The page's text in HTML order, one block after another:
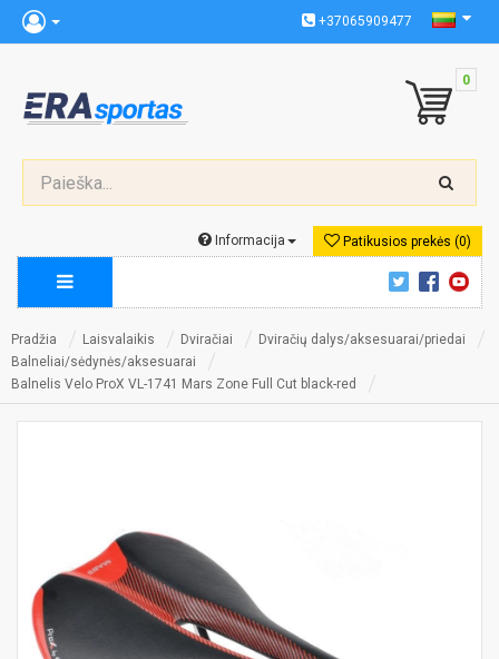
+37065909477
0
Patikusios prekės (0)
Informacija
Pradžia Laisvalaikis Dviračiai
Dviračių dalys/aksesuarai/priedai
Balneliai/sėdynės/aksesuarai
Balnelis Velo ProX VL-1741 Mars Zone Full Cut black-red